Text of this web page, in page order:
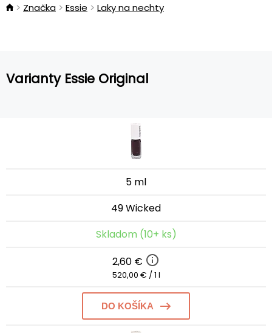
Značka Essie Laky na nechty
Varianty Essie Original
5 ml
49 Wicked
Skladom (10+ ks)
2,60 €
520,00 € / 1 l
DO KOŠÍKA